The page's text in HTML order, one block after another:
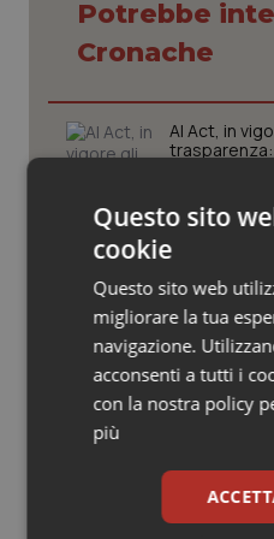
Veneto
Oncoematologia
Oncologia &
Quotidiano
Quotidiano
Quotidiano
Quotidiano Pediatria
Rene & patologie
Potrebbe
Cronache
AI Act, in
Caldo,
26 città
Bolzano
Maxi furto di
“Maggiore
Caldo, il 6
bollino
Questo sito
cookie
Questo sito web
migliorare la tua
navigazione.
acconsenti a tutti i
con la nostra policy
più